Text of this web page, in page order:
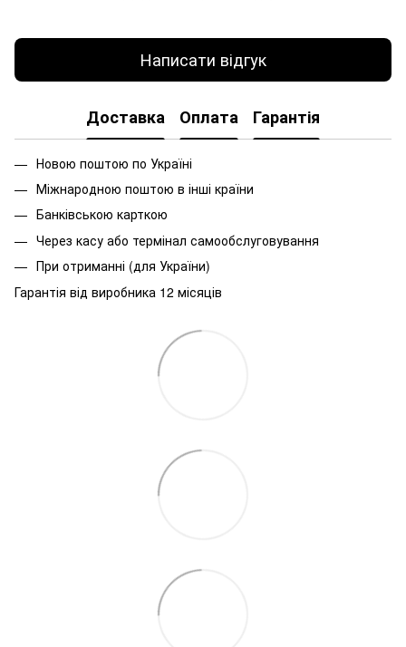
Написати відгук
Доставка Оплата Гарантія
Новою поштою по Україні
Міжнародною поштою в інші країни
Банківською карткою
Через касу або термінал самообслуговування
При отриманні (для України)
Гарантія від виробника 12 місяців